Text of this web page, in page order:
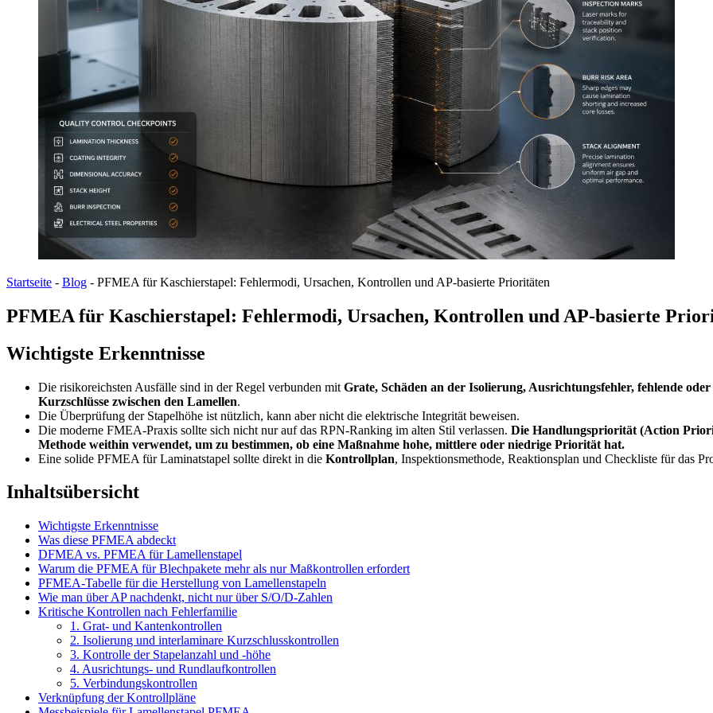
Startseite - Blog - PFMEA für Kaschierstapel: Fehlermodi, Ursachen, Kontrollen und AP-basierte Prioritäten
PFMEA für Kaschierstapel: Fehlermodi, Ursachen, Kontrollen und AP-basierte
Wichtigste Erkenntnisse
Die risikoreichsten Ausfälle sind in der Regel verbunden mit Grate, Schäden an der Isolierung, Ausrichtungsfehler, fehlende
Kurzschlüsse zwischen den Lamellen.
Die Überprüfung der Stapelhöhe ist nützlich, kann aber nicht die elektrische Integrität beweisen.
Die moderne FMEA-Praxis sollte sich nicht nur auf das RPN-Ranking im alten Stil verlassen. Die Handlungspriorität (Action
Methode weithin verwendet, um zu bestimmen, ob eine Maßnahme hohe, mittlere oder niedrige Priorität hat.
Eine solide PFMEA für Laminatstapel sollte direkt in die Kontrollplan, Inspektionsmethode, Reaktionsplan und Checkliste für das
Inhaltsübersicht
Wichtigste Erkenntnisse
Was diese PFMEA abdeckt
DFMEA vs. PFMEA für Lamellenstapel
Warum die PFMEA für Blechpakete mehr als nur Maßkontrollen erfordert
PFMEA-Tabelle für die Herstellung von Lamellenstapeln
Wie man über AP nachdenkt, nicht nur über S/O/D-Zahlen
Kritische Kontrollen nach Fehlerfamilie
1. Grat- und Kantenkontrollen
2. Isolierung und interlaminare Kurzschlusskontrollen
3. Kontrolle der Stapelanzahl und -höhe
4. Ausrichtungs- und Rundlaufkontrollen
5. Verbindungskontrollen
Verknüpfung der Kontrollpläne